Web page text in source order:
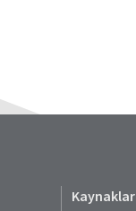
Kaynaklar